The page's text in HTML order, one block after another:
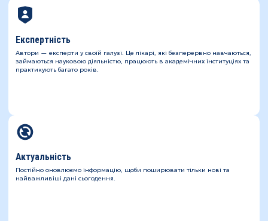
Експертність
Автори — експерти у своїй галузі. Це лікарі, які безперервно навчаються,
займаються науковою діяльністю, працюють в академічних інституціях та
практикують багато років.
Актуальність
Постійно оновлюємо інформацію, щоби поширювати тільки нові та
найважливіші дані сьогодення.